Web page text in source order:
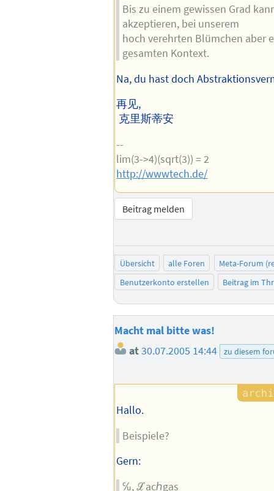
Bis zu einem gewissen Grad
akzeptieren, bei unserem
hoch verehrten Blümchen aber
gesamten Kontext.
Na, du hast doch
再见,
克里斯蒂安
--
lim(3->4)(sqrt(3)) = 2
http://wwwtech.de/
Beitrag melden
Übersicht alle Foren
Meta-Forum
Benutzerkonto erstellen
Beitrag im
Macht mal bitte was!
at 30.07.2005 14:44 zu diesem
Hallo.
Beispiele?
Gern:
℆, ℒacℎgas